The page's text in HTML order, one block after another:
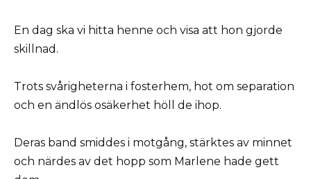
En dag ska vi hitta henne och visa att hon gjorde
skillnad.
Trots svårigheterna i fosterhem, hot om separation
och en ändlös osäkerhet höll de ihop.
Deras band smiddes i motgång, stärktes av minnet
och närdes av det hopp som Marlene hade gett